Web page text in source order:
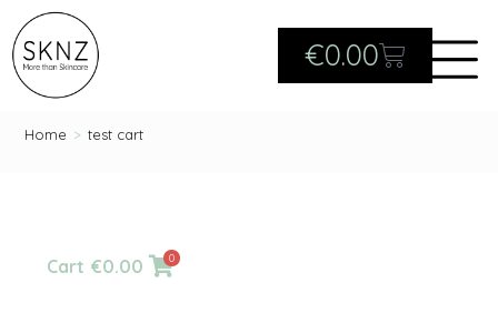
€0.00
Home > test cart
Cart €0.00 0